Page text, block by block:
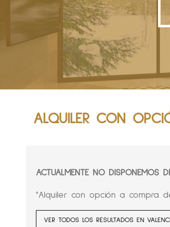
ALQUILER CON
ACTUALMENTE NO DISPONEMOS
"Alquiler con opción a compra
VER TODOS LOS RESULTADOS EN